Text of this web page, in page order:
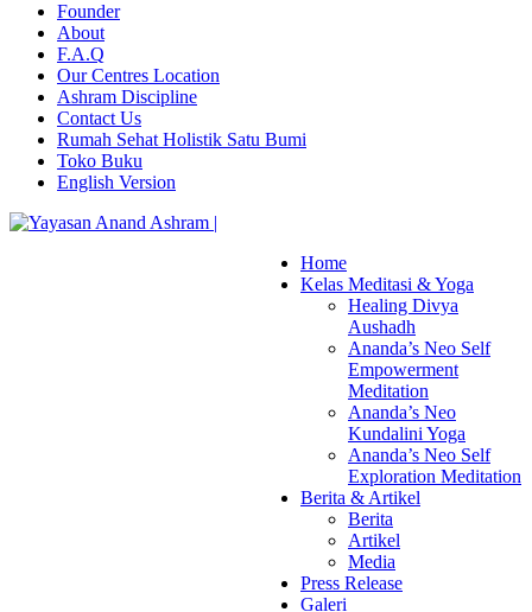
Founder
About
F.A.Q
Our Centres Location
Ashram Discipline
Contact Us
Rumah Sehat Holistik Satu Bumi
Toko Buku
English Version
Home
Kelas Meditasi & Yoga
Healing Divya
Aushadh
Ananda’s Neo Self
Empowerment
Meditation
Ananda’s Neo
Kundalini Yoga
Ananda’s Neo Self
Exploration Meditation
Berita & Artikel
Berita
Artikel
Media
Press Release
Galeri